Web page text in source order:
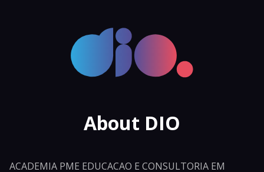
About DIO
ACADEMIA PME EDUCACAO E CONSULTORIA EM